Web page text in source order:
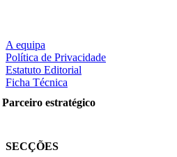
Partilhe nas redes sociais:
A equipa
Política de Privacidade
Estatuto Editorial
Ficha Técnica
Parceiro estratégico
SECÇÕES